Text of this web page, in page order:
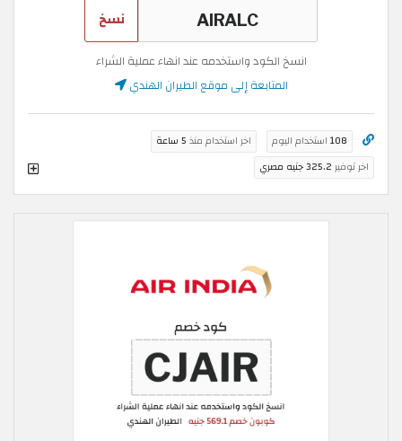
نسخ
انسخ الكود واستخدمه عند انهاء عملية الشراء
المتابعة إلى موقع الطيران الهندي
108 استخدام اليوم اخر استخدام منذ 5 ساعة
اخر توفير 325.2 جنيه مصري